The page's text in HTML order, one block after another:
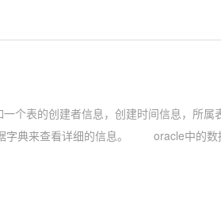
表的创建者信息，创建时间信息，所属
据字典来查看详细的信息。 oracle中的数